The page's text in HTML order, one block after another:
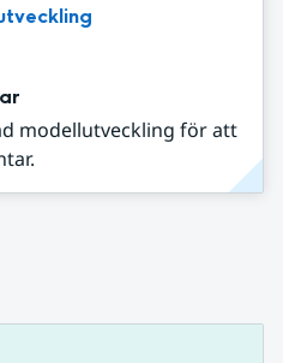
modellutveckling för att